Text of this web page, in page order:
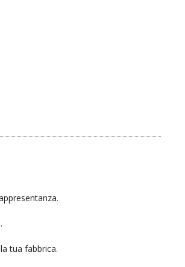
tua fabbrica.